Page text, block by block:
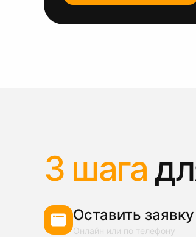
3 шага
Оставить заявку
Онлайн или по телефону